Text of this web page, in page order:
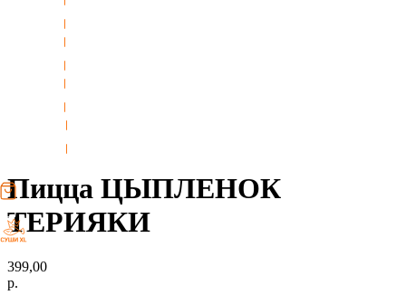
Пицца ЦЫПЛЕНОК
ТЕРИЯКИ
399,00
р.